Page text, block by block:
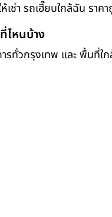
เช่า รถเฮี๊ยบใกล้ฉัน รา
ไหนบ้าง
ทั่วกรุงเทพ และ พื้นที่ใก